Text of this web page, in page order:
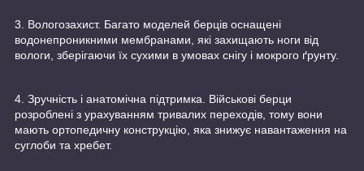
3. Вологозахист. Багато моделей берців оснащені
водонепроникними мембранами, які захищають ноги від
вологи, зберігаючи їх сухими в умовах снігу і мокрого ґрунту.
4. Зручність і анатомічна підтримка. Військові берци
розроблені з урахуванням тривалих переходів, тому вони
мають ортопедичну конструкцію, яка знижує навантаження на
суглоби та хребет.